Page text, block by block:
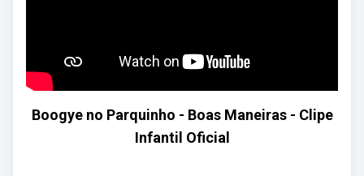
Boogye no Parquinho - Boas Maneiras - Clipe
Infantil Oficial